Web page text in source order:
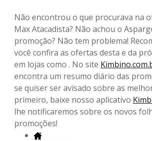
Não encontrou o que procurava na
Max Atacadista? Não achou o
promoção? Não tem problema!
você confira as ofertas desta e da
em lojas como . No site
encontra um resumo diário das
se quiser ser avisado sobre as
primeiro, baixe nosso aplicativo
lhe notificaremos sobre os novos
promoções!